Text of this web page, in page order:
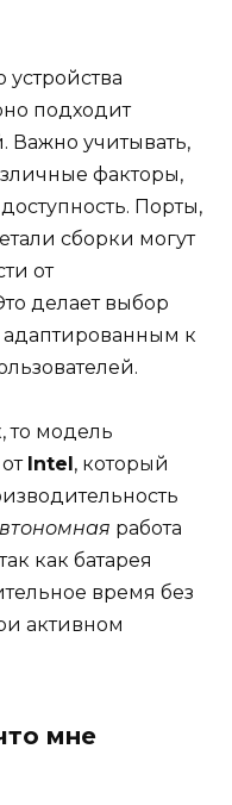
подходит
Важно учитывать,
факторы,
Порты,
сборки могут
от
делает выбор
адаптированным к
то модель
Intel , который
работа
как батарея
время без
активном
мне